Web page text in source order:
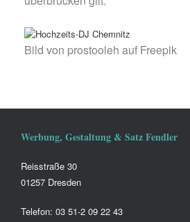
Bild von prostooleh auf Freepik
Werbung, Gestaltung & Satz Fendler
Reisstraße 30
01257 Dresden
Telefon: 03 51-2 09 22 43